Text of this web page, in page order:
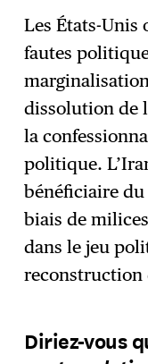
Les États-Unis
fautes
dissolution de
la
politique.
bénéficiaire du
biais de
dans le jeu
reconstruction
Diriez-vous